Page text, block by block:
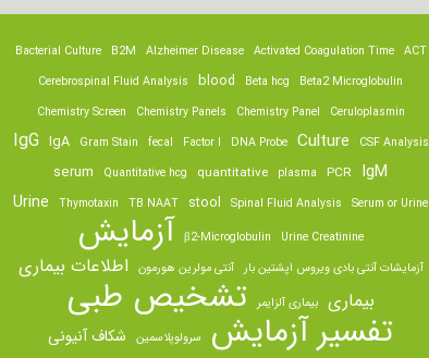
ACT
Activated Coagulation Time
Alzheimer Disease
B2M
Bacterial Culture
Beta2 Microglobulin
Beta hcg
blood
Cerebrospinal Fluid Analysis
Ceruloplasmin
Chemistry Panel
Chemistry Panels
Chemistry Screen
CSF Analysis
Culture
DNA Probe
Factor I
fecal
Gram Stain
IgA
IgG
IgM
PCR
plasma
quantitative
Quantitative hcg
serum
Serum or Urine
Spinal Fluid Analysis
stool
TB NAAT
Thymotaxin
Urine
Urine Creatinine
β2-Microglobulin آزمایش
آزمایشات آنتی بادی ویروس اپشتین بار آنتی مولرین هورمون اطلاعات بیماری
بیماری بیماری آلزایمر تشخیص طبی
تفسیر آزمایش سرولوپلاسمین شکاف آنیونی